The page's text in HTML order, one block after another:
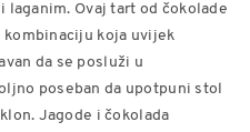
Ovaj tart od čokolade
kombinaciju koja uvijek
da se posluži u
poseban da upotpuni stol
Jagode i čokolada